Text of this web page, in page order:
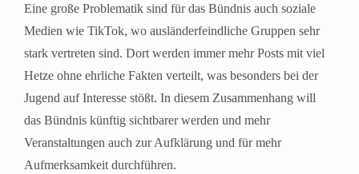
Eine große Problematik sind für das Bündnis auch soziale
Medien wie TikTok, wo ausländerfeindliche Gruppen sehr
stark vertreten sind. Dort werden immer mehr Posts mit viel
Hetze ohne ehrliche Fakten verteilt, was besonders bei der
Jugend auf Interesse stößt. In diesem Zusammenhang will
das Bündnis künftig sichtbarer werden und mehr
Veranstaltungen auch zur Aufklärung und für mehr
Aufmerksamkeit durchführen.